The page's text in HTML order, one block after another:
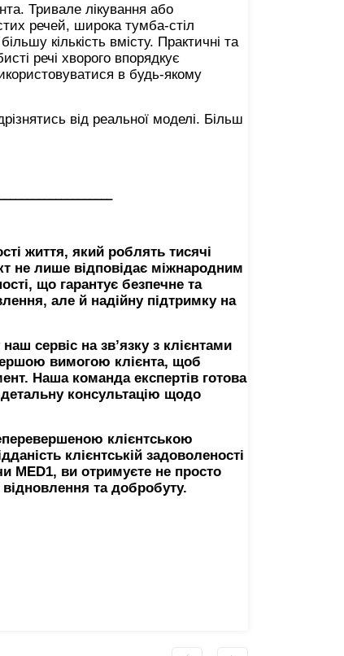
Тривале лікування або
речей, широка тумба-стіл
кількість вмісту. Практичні та
речі хворого впорядкує
в будь-якому
від реальної моделі. Більш
життя, який роблять тисячі
не лише відповідає міжнародним
що гарантує безпечне та
але й надійну підтримку на
сервіс на зв’язку з клієнтами
вимогою клієнта, щоб
Наша команда експертів готова
консультацію щодо
клієнтською
клієнтській задоволеності
MED1, ви отримуєте не просто
та добробуту.